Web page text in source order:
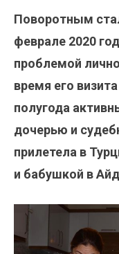
Поворотным
феврале 2020
проблемой
время его
полугода
дочерью и
прилетела в
и бабушкой в